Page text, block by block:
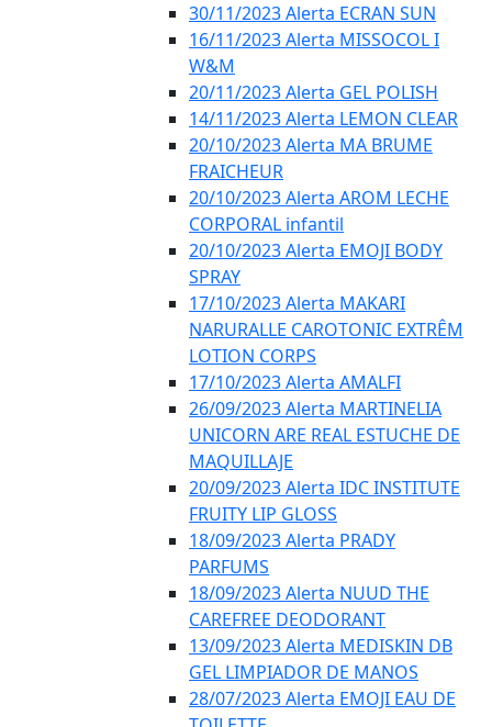
30/11/2023 Alerta ECRAN SUN
16/11/2023 Alerta MISSOCOL I
W&M
20/11/2023 Alerta GEL POLISH
14/11/2023 Alerta LEMON CLEAR
20/10/2023 Alerta MA BRUME
FRAICHEUR
20/10/2023 Alerta AROM LECHE
CORPORAL infantil
20/10/2023 Alerta EMOJI BODY
SPRAY
17/10/2023 Alerta MAKARI
NARURALLE CAROTONIC EXTRÊM
LOTION CORPS
17/10/2023 Alerta AMALFI
26/09/2023 Alerta MARTINELIA
UNICORN ARE REAL ESTUCHE DE
MAQUILLAJE
20/09/2023 Alerta IDC INSTITUTE
FRUITY LIP GLOSS
18/09/2023 Alerta PRADY
PARFUMS
18/09/2023 Alerta NUUD THE
CAREFREE DEODORANT
13/09/2023 Alerta MEDISKIN DB
GEL LIMPIADOR DE MANOS
28/07/2023 Alerta EMOJI EAU DE